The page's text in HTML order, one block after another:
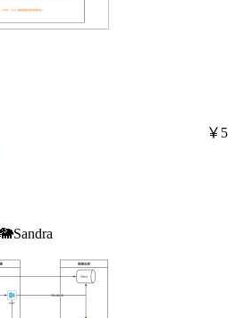
🐘Sandra
￥5